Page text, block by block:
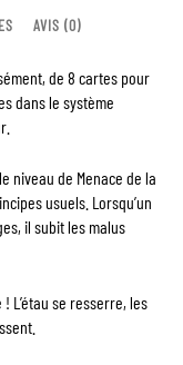
AVIS (0)
de 8 cartes pour
dans le système
niveau de Menace de la
usuels. Lorsqu’un
il subit les malus
L’étau se resserre, les